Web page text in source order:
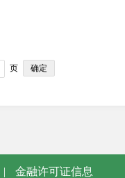
页 确定
| 金融许可证信息